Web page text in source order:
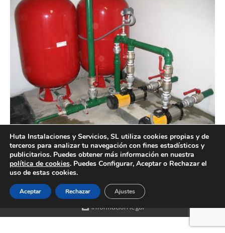
Empresa de grupos de presión Valencia profesional
Creado por Tandem Marketing Digital
Información legal
Huta Instalaciones y Servicios, SL utiliza cookies propias y de
terceros para analizar tu navegación con fines estadísticos y
publicitarios. Puedes obtener más información en nuestra
política de cookies. Puedes Configurar, Aceptar o Rechazar el
uso de estas cookies.
Aceptar Rechazar Ajustes